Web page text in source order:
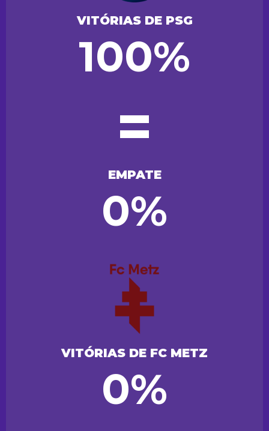
VITÓRIAS DE PSG
100%
=
EMPATE
0%
VITÓRIAS DE FC METZ
0%